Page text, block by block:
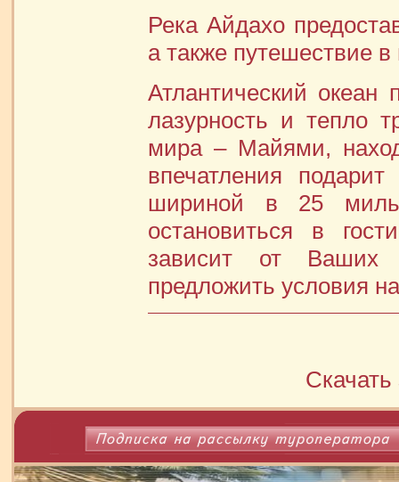
Река Айдахо
а также путешествие
Атлантический океан
лазурность и тепло
мира – Майями,
впечатления
шириной в 25
остановиться в
зависит от Ваших
предложить условия